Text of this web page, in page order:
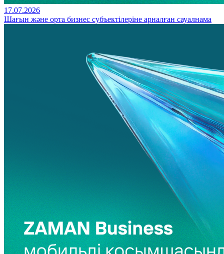
17.07.2026
Шағын және орта бизнес субъектілеріне арналған сауалнама